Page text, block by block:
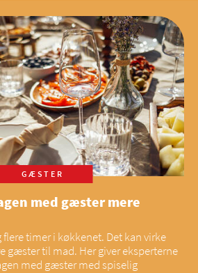
GÆSTER
med gæster mere
timer i køkkenet. Det kan virke
gæster til mad. Her giver eksperterne
med gæster med spiselig